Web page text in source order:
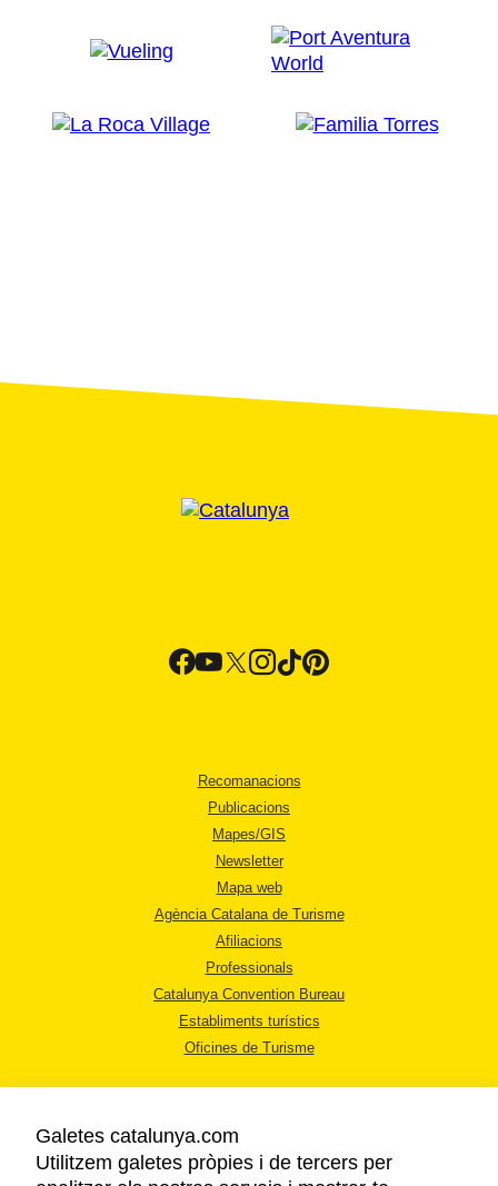
Recomanacions
Publicacions
Mapes/GIS
Newsletter
Mapa web
Agència Catalana de Turisme
Afiliacions
Professionals
Catalunya Convention Bureau
Establiments turístics
Oficines de Turisme
Galetes catalunya.com
Utilitzem galetes pròpies i de tercers per